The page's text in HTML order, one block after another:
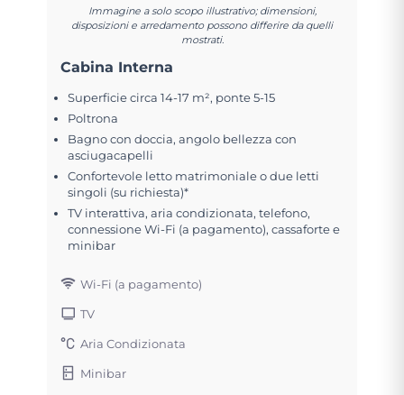
Immagine a solo scopo illustrativo; dimensioni,
disposizioni e arredamento possono differire da quelli
mostrati.
Cabina Interna
Superficie circa 14-17 m², ponte 5-15
Poltrona
Bagno con doccia, angolo bellezza con
asciugacapelli
Confortevole letto matrimoniale o due letti
singoli (su richiesta)*
TV interattiva, aria condizionata, telefono,
connessione Wi-Fi (a pagamento), cassaforte e
minibar
Wi-Fi (a pagamento)
TV
Aria Condizionata
Minibar